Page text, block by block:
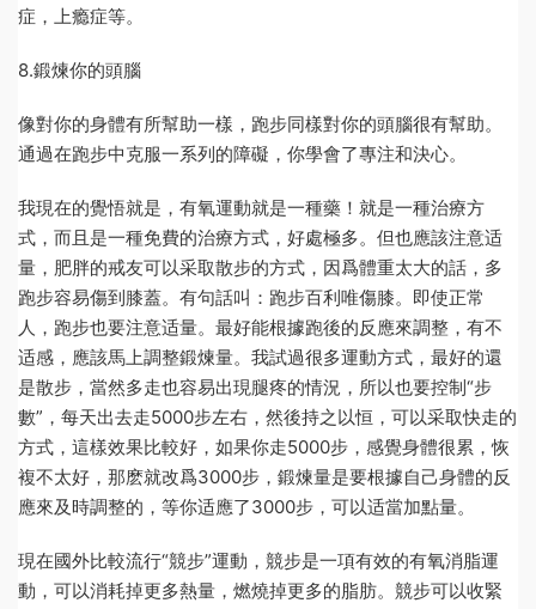
症，上瘾症等。
8.鍛煉你的頭腦
像對你的身體有所幫助一樣，跑步同樣對你的頭腦很有幫助。
通過在跑步中克服一系列的障礙，你學會了專注和決心。
我現在的覺悟就是，有氧運動就是一種藥！就是一種治療方
式，而且是一種免費的治療方式，好處極多。但也應該注意适
量，肥胖的戒友可以采取散步的方式，因爲體重太大的話，多
跑步容易傷到膝蓋。有句話叫：跑步百利唯傷膝。即使正常
人，跑步也要注意适量。最好能根據跑後的反應來調整，有不
适感，應該馬上調整鍛煉量。我試過很多運動方式，最好的還
是散步，當然多走也容易出現腿疼的情況，所以也要控制“步
數”，每天出去走5000步左右，然後持之以恒，可以采取快走的
方式，這樣效果比較好，如果你走5000步，感覺身體很累，恢
複不太好，那麽就改爲3000步，鍛煉量是要根據自己身體的反
應來及時調整的，等你适應了3000步，可以适當加點量。
現在國外比較流行“競步”運動，競步是一項有效的有氧消脂運
動，可以消耗掉更多熱量，燃燒掉更多的脂肪。競步可以收緊